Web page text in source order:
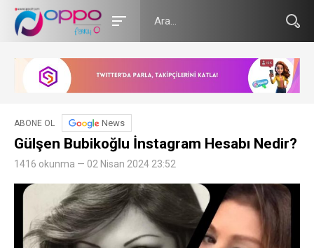
ABONE OL News
Gülşen Bubikoğlu İnstagram Hesabı Nedir?
1416 okunma — 02 Nisan 2024 23:52